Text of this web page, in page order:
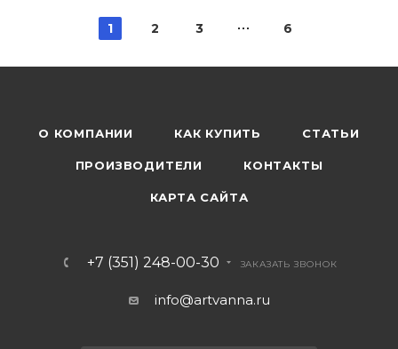
1 2 3 6
О КОМПАНИИ КАК КУПИТЬ СТАТЬИ
ПРОИЗВОДИТЕЛИ КОНТАКТЫ
КАРТА САЙТА
+7 (351) 248-00-30 ЗАКАЗАТЬ ЗВОНОК
info@artvanna.ru